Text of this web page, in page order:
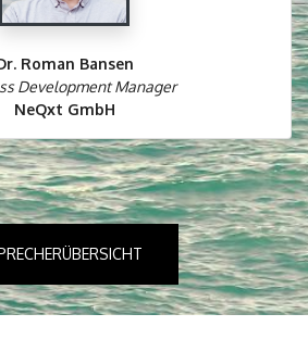
Bansen
Manager
GmbH